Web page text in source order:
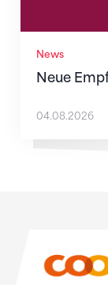
News
Neue
04.08.2026